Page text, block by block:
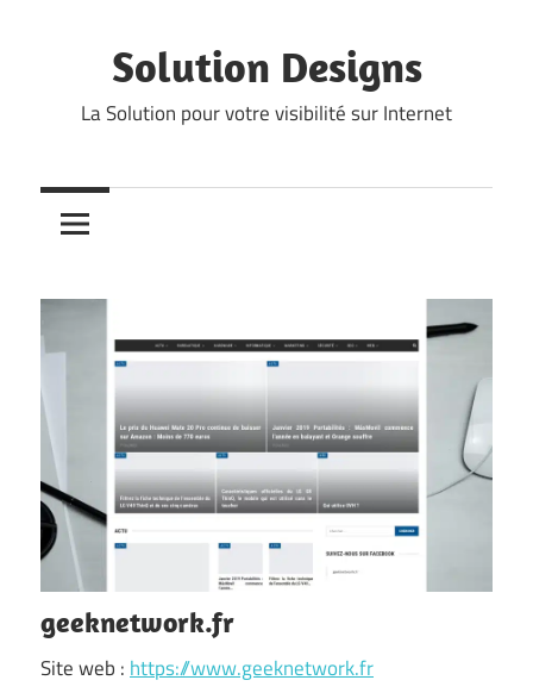
Solution Designs
La Solution pour votre visibilité sur Internet
geeknetwork.fr
Site web : https://www.geeknetwork.fr